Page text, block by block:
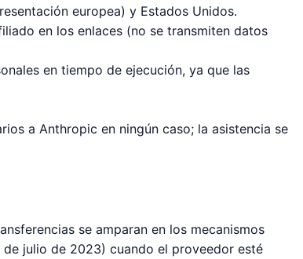
europea) y Estados Unidos.
en los enlaces (no se transmiten datos
en tiempo de ejecución, ya que las
a Anthropic en ningún caso; la asistencia se
se amparan en los mecanismos
julio de 2023) cuando el proveedor esté